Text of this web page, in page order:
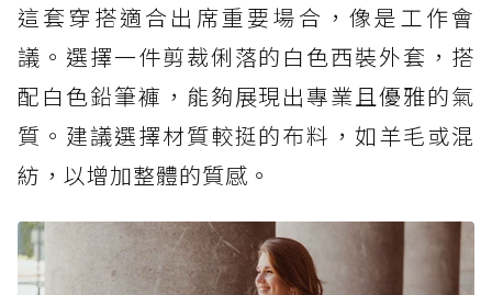
這套穿搭適合出席重要場合，像是工作會
議。選擇一件剪裁俐落的白色西裝外套，搭
配白色鉛筆褲，能夠展現出專業且優雅的氣
質。建議選擇材質較挺的布料，如羊毛或混
紡，以增加整體的質感。